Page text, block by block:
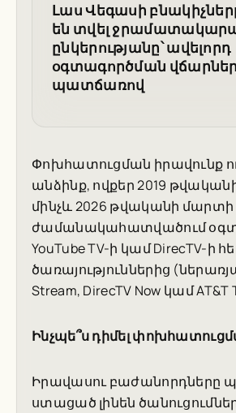
Լաս Վեգասի
են տվել
ընկերությանը՝ ավելորդ
օգտագործման
պատճառով
Փոխհատուցման իրավունք
անձինք, ովքեր 2019
մինչև 2026 թվականի մարտի
ժամանակահատվածում
YouTube TV-ի կամ DirecTV-ի
ծառայություններից
Stream, DirecTV Now կամ AT&T
Ինչպե՞ս դիմել
Իրավասու բաժանորդները
ստացած լինեն